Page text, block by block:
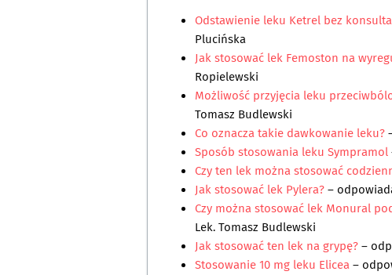
Odstawienie leku Ketrel bez
Plucińska
Jak stosować lek Femoston na
Ropielewski
Możliwość przyjęcia leku
Tomasz Budlewski
Co oznacza takie dawkowanie leku?
Sposób stosowania leku Sympramol
Czy ten lek można stosować
Jak stosować lek Pylera?–
Czy można stosować lek Monural
Lek. Tomasz Budlewski
Jak stosować ten lek na grypę?–
Stosowanie 10 mg leku Elicea–